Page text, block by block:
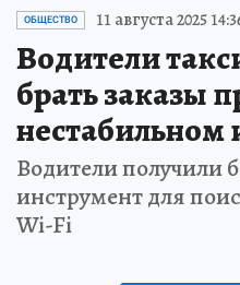
ОБЩЕСТВО 11 августа 2025
Водители
брать заказы
нестабильном
Водители получили
инструмент для
Wi-Fi